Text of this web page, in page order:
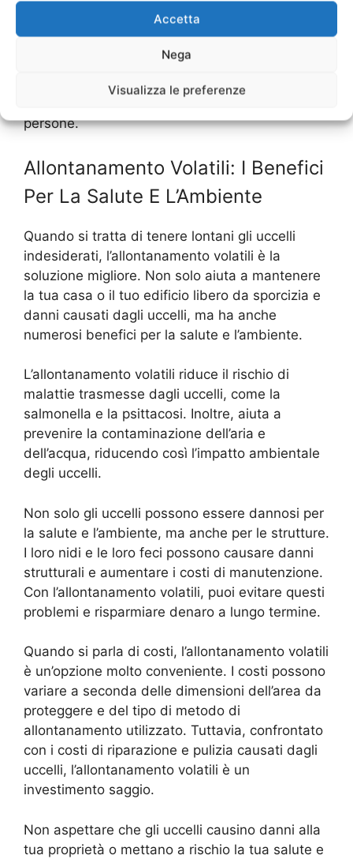
Accetta
Nega
Visualizza le preferenze
potresti dover proteggere le tue piante o coprire
le fonti di cibo per evitare che gli uccelli
istruzioni del servizio di allontanamento e
prendere le precauzioni necessarie per
persone.
Allontanamento Volatili: I Benefici
Per La Salute E L’Ambiente
Quando si tratta di tenere lontani gli uccelli
indesiderati, l’allontanamento volatili è la
soluzione migliore. Non solo aiuta a mantenere
la tua casa o il tuo edificio libero da sporcizia e
danni causati dagli uccelli, ma ha anche
numerosi benefici per la salute e l’ambiente.
L’allontanamento volatili riduce il rischio di
malattie trasmesse dagli uccelli, come la
salmonella e la psittacosi. Inoltre, aiuta a
prevenire la contaminazione dell’aria e
dell’acqua, riducendo così l’impatto ambientale
degli uccelli.
Non solo gli uccelli possono essere dannosi per
la salute e l’ambiente, ma anche per le strutture.
I loro nidi e le loro feci possono causare danni
strutturali e aumentare i costi di manutenzione.
Con l’allontanamento volatili, puoi evitare questi
problemi e risparmiare denaro a lungo termine.
Quando si parla di costi, l’allontanamento volatili
è un’opzione molto conveniente. I costi possono
variare a seconda delle dimensioni dell’area da
proteggere e del tipo di metodo di
allontanamento utilizzato. Tuttavia, confrontato
con i costi di riparazione e pulizia causati dagli
uccelli, l’allontanamento volatili è un
investimento saggio.
Non aspettare che gli uccelli causino danni alla
tua proprietà o mettano a rischio la tua salute e